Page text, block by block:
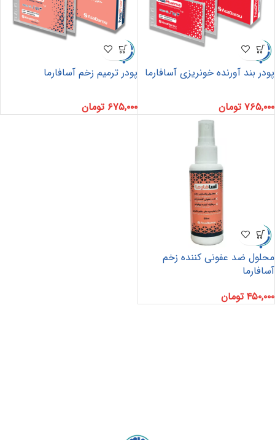
پودر بند آورنده خونریزی آسافارما
۷۶۵,۰۰۰ تومان
پودر ترمیم زخم آسافارما
۶۷۵,۰۰۰ تومان
محلول ضد عفونی کننده زخم
آسافارما
۴۵۰,۰۰۰ تومان